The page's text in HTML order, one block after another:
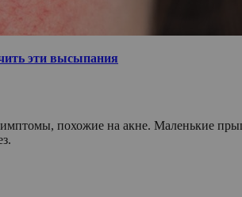
эти высыпания
похожие на акне. Маленькие